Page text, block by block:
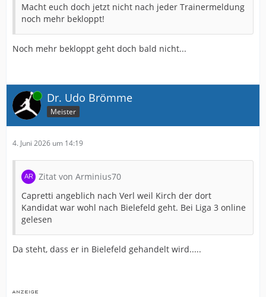
Macht euch doch jetzt nicht nach jeder Trainermeldung
noch mehr bekloppt!
Noch mehr bekloppt geht doch bald nicht...
Online Dr. Udo Brömme
Meister
4. Juni 2026 um 14:19
Zitat von Arminius70
Capretti angeblich nach Verl weil Kirch der dort
Kandidat war wohl nach Bielefeld geht. Bei Liga 3 online
gelesen
Da steht, dass er in Bielefeld gehandelt wird.....